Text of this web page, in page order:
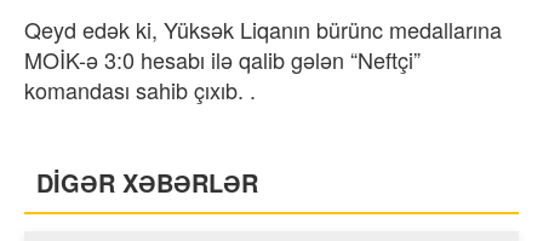
Qeyd edək ki, Yüksək Liqanın bürünc medallarına
MOİK-ə 3:0 hesabı ilə qalib gələn “Neftçi”
komandası sahib çıxıb. .
DİGƏR XƏBƏRLƏR